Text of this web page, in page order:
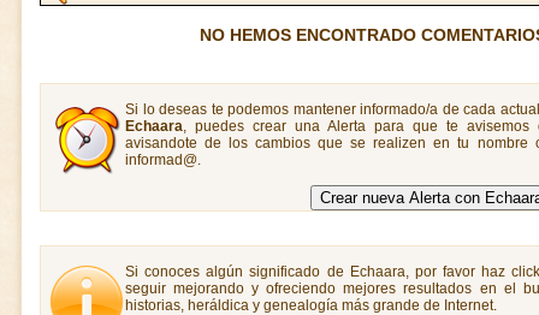
NO HEMOS ENCONTRADO
Si lo deseas te podemos mantener informado/a de cada
Echaara, puedes crear una Alerta para que te avisemos
avisandote de los cambios que se realizen en tu
informad@.
Si conoces algún significado de Echaara, por favor haz
seguir mejorando y ofreciendo mejores resultados en el
historias, heráldica y genealogía más grande de Internet.